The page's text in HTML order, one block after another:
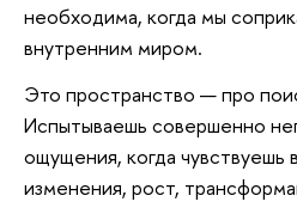
необходима, когда мы
внутренним миром.
Это пространство — про
Испытываешь совершенно
ощущения, когда
изменения, рост,